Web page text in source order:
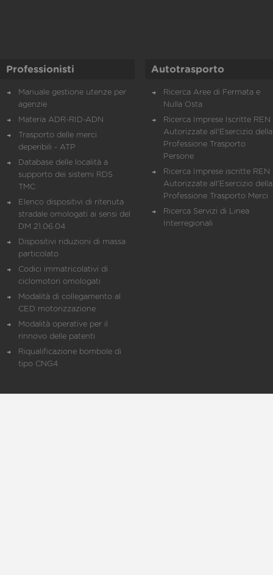
Professionisti
Manuale gestione utenze per
agenzie
Materia ADR-RID-ADN
Trasporto delle merci
deperibili - ATP
Database delle località a
supporto dei sistemi RDS
TMC
Elenco dispositivi di ritenuta
stradale omologati ai sensi del
DM 21.06.04
Dispositivi riduzioni di massa
particolato
Codici immatricolativi di
ciclomotori omologati
Modalità di collegamento al
CED motorizzazione
Modalità operative per il
rinnovo delle patenti
Riqualificazione bombole di
tipo CNG4
Autotrasporto
Ricerca Aree di Fermata e
Nulla Osta
Ricerca Imprese Iscritte REN
Autorizzate all'Esercizio della
Professione Trasporto
Persone
Ricerca Imprese iscritte REN
Autorizzate all'Esercizio della
Professione Trasporto Merci
Ricerca Servizi di Linea
Interregionali